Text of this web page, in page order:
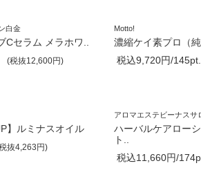
白金
Cセラム メラホワ..
(税抜12,600円)
Motto!
濃縮ケイ素プロ（
税込9,720円/145pt.
】ルミナスオイル
抜4,263円)
アロマエステビーナスサ
ハーバルケアロー
ト..
税込11,660円/